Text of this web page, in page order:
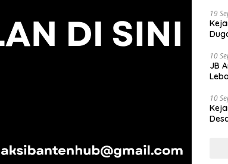
19
10
JB
10